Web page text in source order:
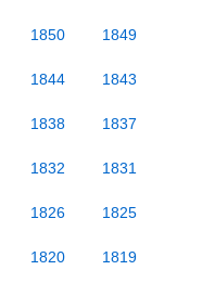
1850 1849
1844 1843
1838 1837
1832 1831
1826 1825
1820 1819